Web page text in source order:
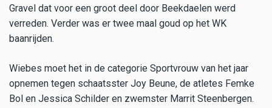
Gravel dat voor een groot deel door Beekdaelen werd
verreden. Verder was er twee maal goud op het WK
baanrijden.
Wiebes moet het in de categorie Sportvrouw van het jaar
opnemen tegen schaatsster Joy Beune, de atletes Femke
Bol en Jessica Schilder en zwemster Marrit Steenbergen.